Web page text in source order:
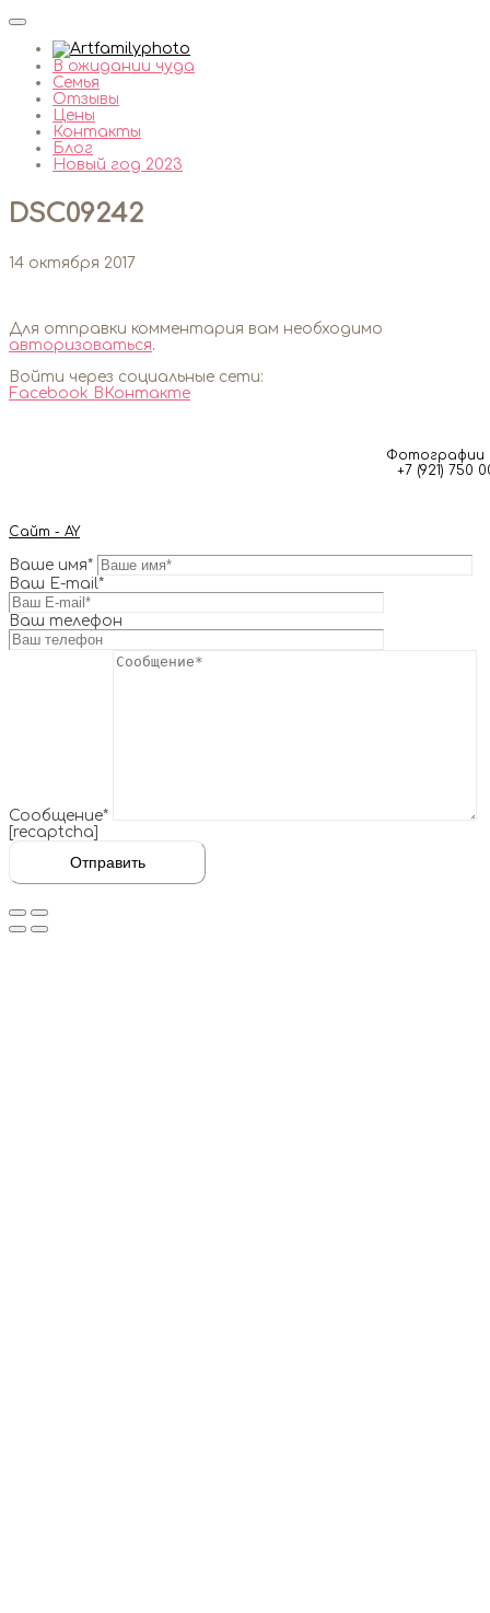
В ожидании чуда
Семья
Отзывы
Цены
Контакты
Блог
Новый год 2023
DSC09242
14 октября 2017
Для отправки комментария вам необходимо
авторизоваться.
Войти через социальные сети:
Facebook ВКонтакте
Фотографии
+7 (921) 750
Сайт - AY
Ваше имя*
Ваш E-mail*
Ваш телефон
Сообщение*
[recaptcha]